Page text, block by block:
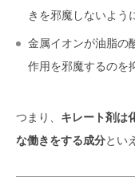
きを邪魔しないよう
金属イオンが油脂の
作用を邪魔するのを
つまり、 キレート剤は
な働きをする成分とい